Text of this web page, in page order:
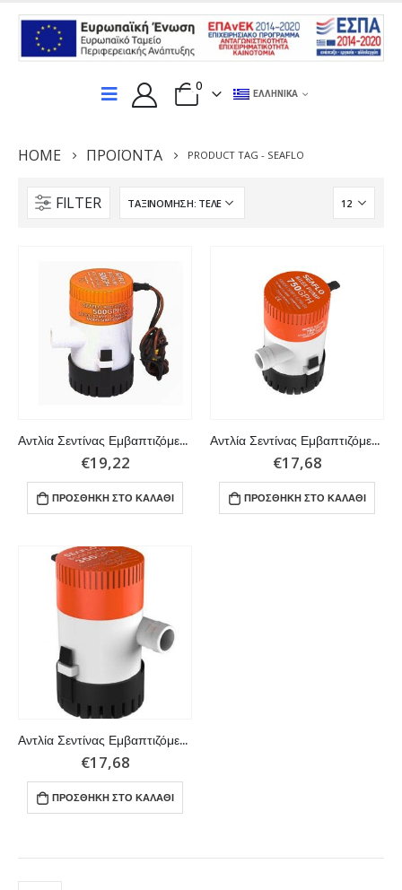
0
ΕΛΛΗΝΙΚΆ
HOME ΠΡΟΪΌΝΤΑ PRODUCT TAG - SEAFLO
FILTER
Αντλία Σεντίνας Εμβαπτιζόμενη 24V (1.2A) 500GPH
€19,22
ΠΡΟΣΘΉΚΗ ΣΤΟ ΚΑΛΆΘΙ
Αντλία Σεντίνας Εμβαπτιζόμενη 12V 750 GPH
€17,68
ΠΡΟΣΘΉΚΗ ΣΤΟ ΚΑΛΆΘΙ
Αντλία Σεντίνας Εμβαπτιζόμενη 12V 350 GPH
€17,68
ΠΡΟΣΘΉΚΗ ΣΤΟ ΚΑΛΆΘΙ